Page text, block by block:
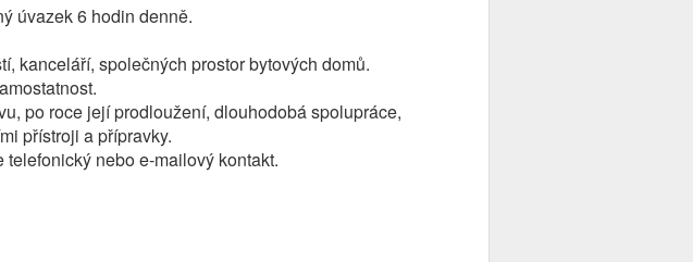
úvazek 6 hodin denně.
kanceláří, společných prostor bytových domů.
po roce její prodloužení, dlouhodobá spolupráce,
přístroji a přípravky.
nebo e-mailový kontakt.